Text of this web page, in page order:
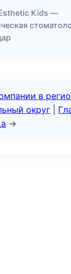
Kids —
в
округ
→